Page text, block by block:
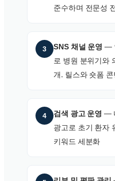
준수하며 전문성
3 SNS 채널 운영 —
로 병원 분위기와
개. 릴스와 숏폼
4 검색 광고 운영 —
광고로 초기 환자
키워드 세분화